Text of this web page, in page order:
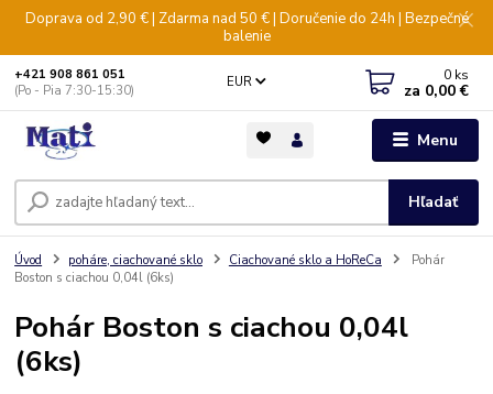
Doprava od 2,90 € | Zdarma nad 50 € | Doručenie do 24h | Bezpečné
balenie
Menu
EUR
Hľadať
+421 908 861 051
(Po - Pia 7:30-15:30)
0 ks
za 0,00 €
Úvod poháre, ciachované sklo Ciachované sklo a HoReCa
Pohár
Boston s ciachou 0,04l (6ks)
Pohár Boston s ciachou 0,04l
(6ks)